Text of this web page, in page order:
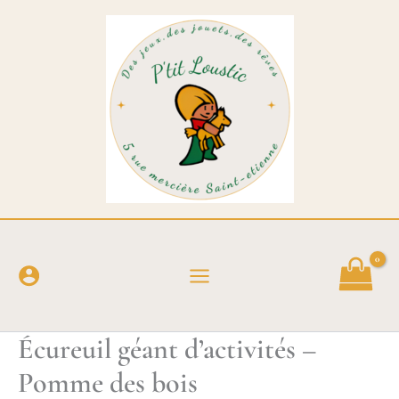
Écureuil géant d’activités –
Pomme des bois